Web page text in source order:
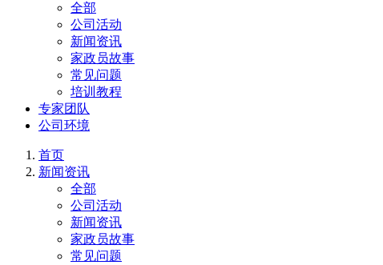
全部
公司活动
新闻资讯
家政员故事
常见问题
培训教程
专家团队
公司环境
首页
新闻资讯
全部
公司活动
新闻资讯
家政员故事
常见问题